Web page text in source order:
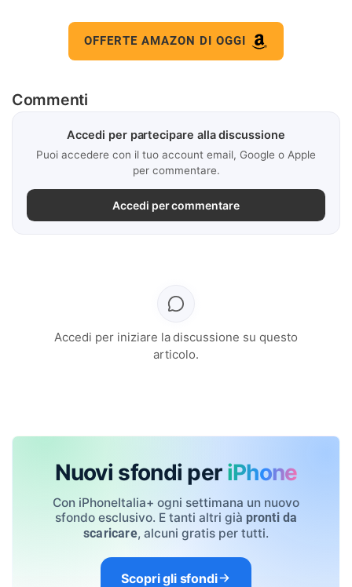
OFFERTE AMAZON DI OGGI
Commenti
Accedi per partecipare alla discussione
Puoi accedere con il tuo account email, Google o Apple
per commentare.
Accedi per commentare
Accedi per iniziare la discussione su questo
articolo.
Nuovi sfondi per iPhone
Con iPhoneItalia+ ogni settimana un nuovo
sfondo esclusivo. E tanti altri già pronti da
scaricare, alcuni gratis per tutti.
Scopri gli sfondi